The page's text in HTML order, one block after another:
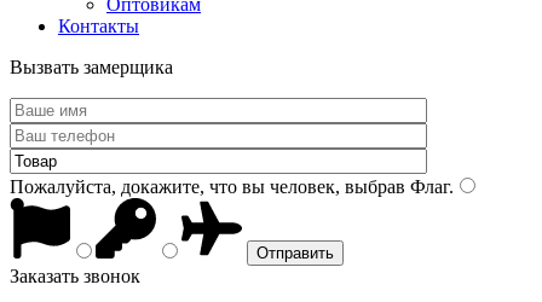
Оптовикам
Контакты
Вызвать замерщика
Пожалуйста, докажите, что вы человек, выбрав Флаг.
Заказать звонок